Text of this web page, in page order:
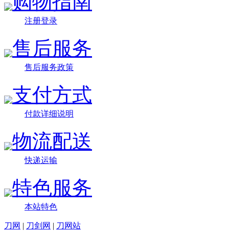
注册登录
售后服务
售后服务政策
支付方式
付款详细说明
物流配送
快递运输
特色服务
本站特色
刀网 | 刀剑网 | 刀网站